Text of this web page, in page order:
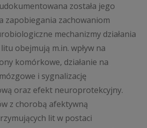
została jego
zapobiegania zachowaniom
mechanizmy działania
obejmują m.in. wpływ na
komórkowe, działanie na
i sygnalizację
oraz efekt neuroprotekcyjny.
z chorobą afektywną
lit w postaci